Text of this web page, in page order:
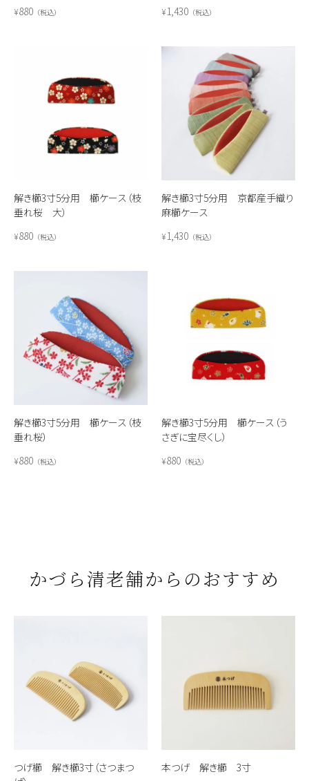
¥880 税込 ¥1,430 税込
解き櫛3寸5分用 櫛ケース（枝
垂れ桜 大）
¥880 税込
解き櫛3寸5分用 京都産手織り
麻櫛ケース
¥1,430 税込
解き櫛3寸5分用 櫛ケース（枝
垂れ桜）
¥880 税込
解き櫛3寸5分用 櫛ケース（う
さぎに宝尽くし）
¥880 税込
かづら清老舗からのおすすめ
つげ櫛 解き櫛3寸（さつまつ
本つげ 解き櫛 3寸